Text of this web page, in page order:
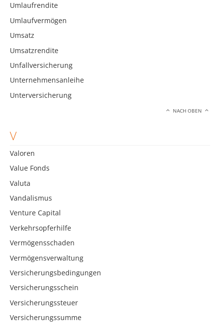
Umlaufrendite
Umlaufvermögen
Umsatz
Umsatzrendite
Unfallversicherung
Unternehmensanleihe
Unterversicherung
NACH OBEN
V
Valoren
Value Fonds
Valuta
Vandalismus
Venture Capital
Verkehrsopferhilfe
Vermögensschaden
Vermögensverwaltung
Versicherungsbedingungen
Versicherungsschein
Versicherungssteuer
Versicherungssumme